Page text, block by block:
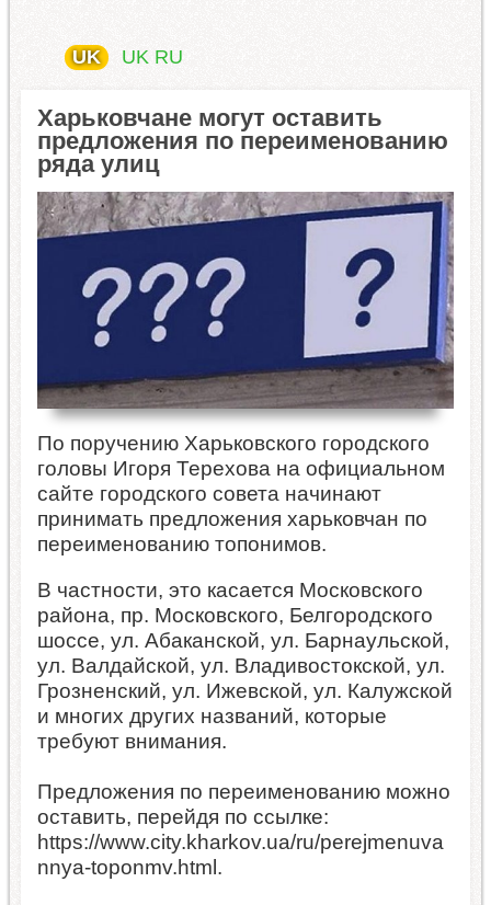
UK UK RU
Харьковчане могут оставить
предложения по переименованию
ряда улиц
По поручению Харьковского городского
головы Игоря Терехова на официальном
сайте городского совета начинают
принимать предложения харьковчан по
переименованию топонимов.
В частности, это касается Московского
района, пр. Московского, Белгородского
шоссе, ул. Абаканской, ул. Барнаульской,
ул. Валдайской, ул. Владивостокской, ул.
Грозненский, ул. Ижевской, ул. Калужской
и многих других названий, которые
требуют внимания.
Предложения по переименованию можно
оставить, перейдя по ссылке:
https://www.city.kharkov.ua/ru/perejmenuva
nnya-toponmv.html.